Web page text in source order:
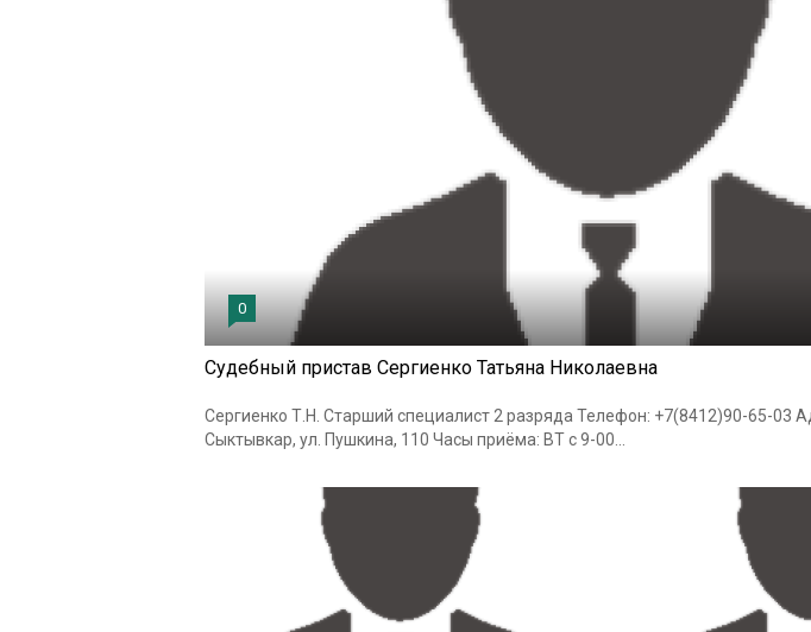
0
Судебный пристав Сергиенко Татьяна Николаевна
Сергиенко Т.Н. Старший специалист 2 разряда Телефон: +7(8412)90-65-03
Сыктывкар, ул. Пушкина, 110 Часы приёма: ВТ с 9-00...